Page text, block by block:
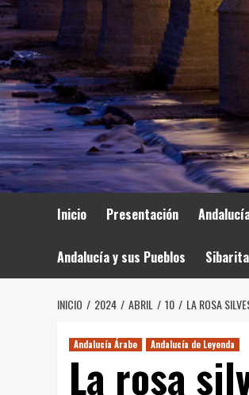
Inicio Presentación
Andalucía y sus Pueblos
INICIO 2024 ABRIL 10 LA ROSA
Andalucía Árabe Andalucía de Leyenda
La rosa